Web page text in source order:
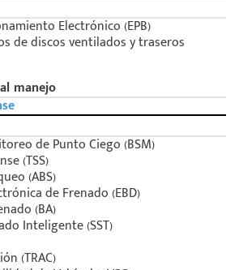
Electrónico (EPB)
de discos ventilados y traseros
manejo
de Punto Ciego (BSM)
(TSS)
(ABS)
de Frenado (EBD)
(BA)
Inteligente (SST)
(TRAC)